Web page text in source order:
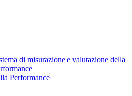
di misurazione e valutazione della
Performance